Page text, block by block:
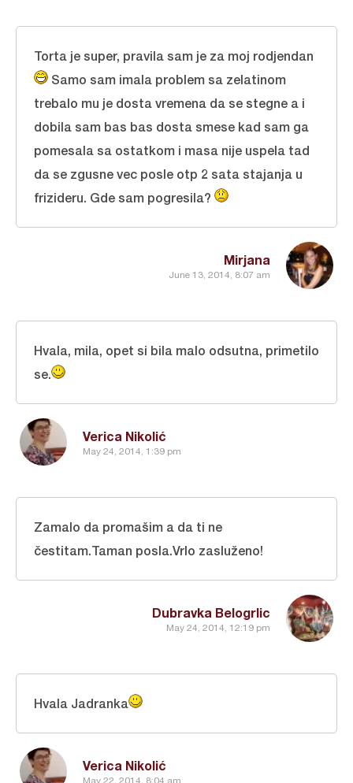
Mirjana
June 13, 2014, 8:07 am
Torta je super, pravila sam je za moj rodjendan
Samo sam imala problem sa zelatinom
trebalo mu je dosta vremena da se stegne a i
dobila sam bas bas dosta smese kad sam ga
pomesala sa ostatkom i masa nije uspela tad
da se zgusne vec posle otp 2 sata stajanja u
frizideru. Gde sam pogresila?
Verica Nikolić
May 24, 2014, 1:39 pm
Hvala, mila, opet si bila malo odsutna, primetilo
se.
Dubravka Belogrlic
May 24, 2014, 12:19 pm
Zamalo da promašim a da ti ne
čestitam.Taman posla.Vrlo zasluženo!
Verica Nikolić
May 22, 2014, 8:04 am
Hvala Jadranka